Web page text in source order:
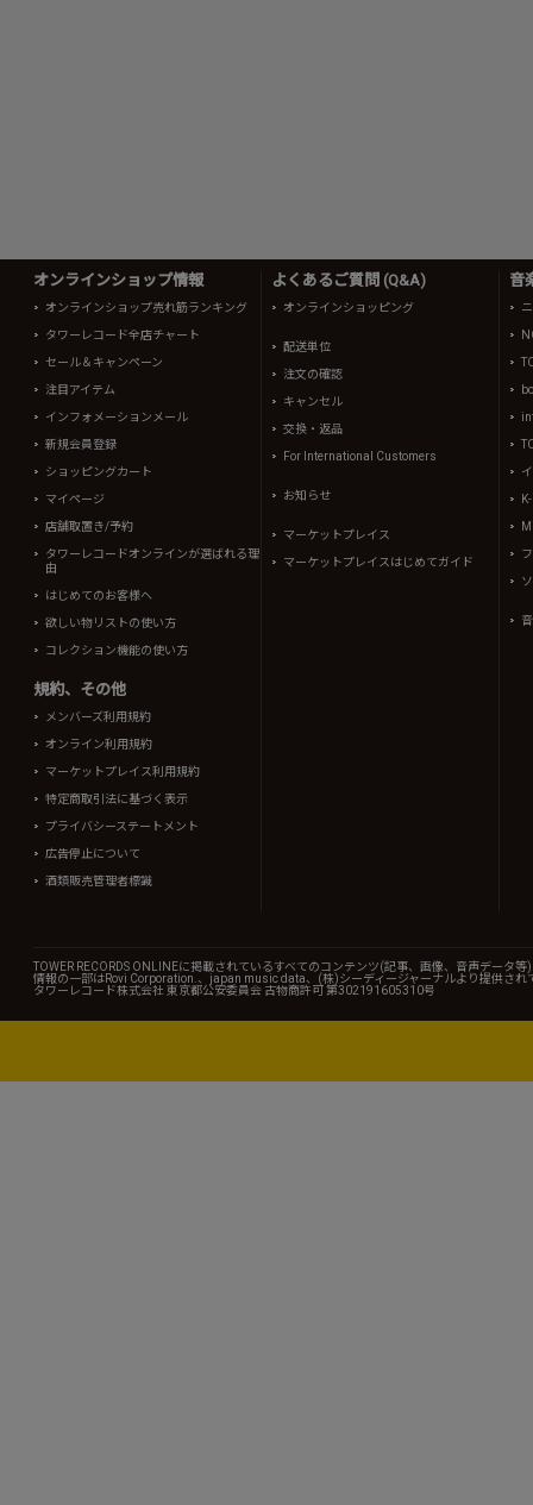
オンラインショップ情報
オンラインショップ売れ筋ランキング
タワーレコード全店チャート
セール＆キャンペーン
注目アイテム
インフォメーションメール
新規会員登録
ショッピングカート
マイページ
店舗取置き/予約
タワーレコードオンラインが選ばれる理
由
はじめてのお客様へ
欲しい物リストの使い方
コレクション機能の使い方
規約、その他
メンバーズ利用規約
オンライン利用規約
マーケットプレイス利用規約
特定商取引法に基づく表示
プライバシーステートメント
広告停止について
酒類販売管理者標識
よくあるご質問 (Q&A)
オンラインショッピング
配送単位
注文の確認
キャンセル
交換・返品
For International Customers
お知らせ
マーケットプレイス
マーケットプレイスはじめてガイド
音
TOWER RECORDS ONLINEに掲載されているすべてのコンテンツ(記事、画像、音声データ
情報の一部はRovi Corporation.、japan music data、(株)シーディージャーナルより提供され
タワーレコード株式会社 東京都公安委員会 古物商許可 第302191605310号